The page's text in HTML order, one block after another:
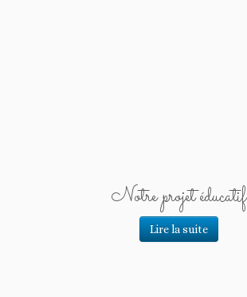
Notre projet éducatif
Lire la suite